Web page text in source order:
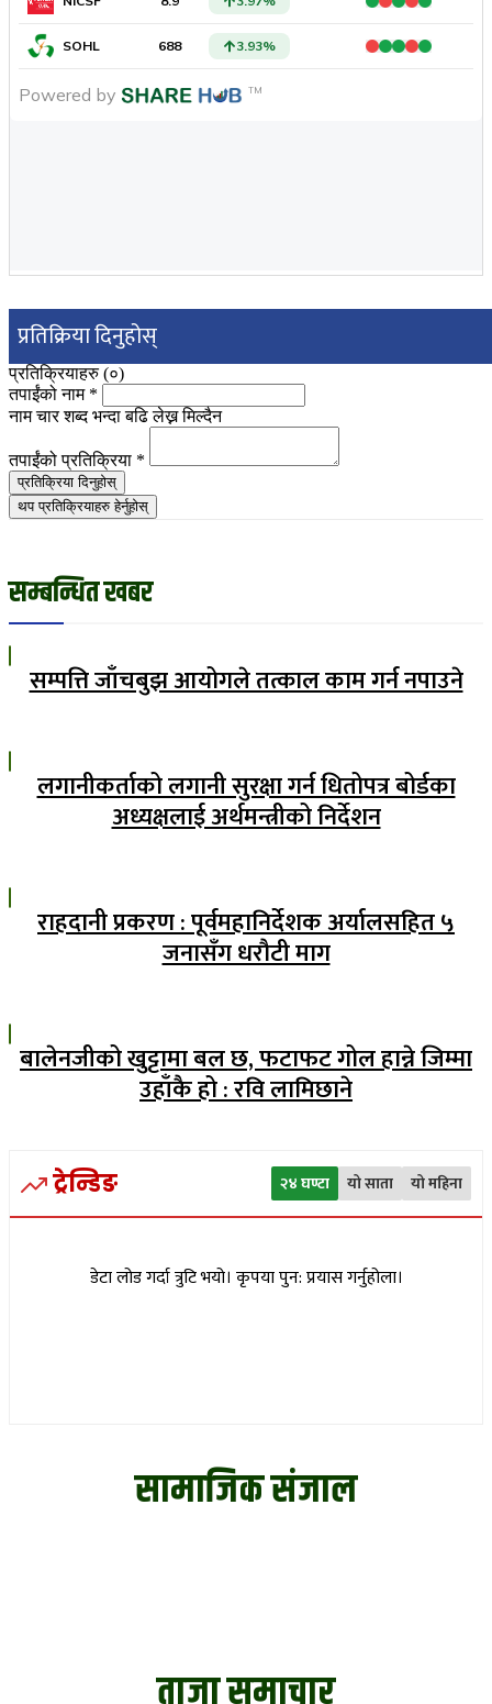
प्रतिक्रिया दिनुहोस्
प्रतिक्रियाहरु (०)
तपाईंको नाम *
नाम चार शब्द भन्दा बढि लेख्न मिल्दैन
तपाईंको प्रतिक्रिया *
प्रतिक्रिया दिनुहोस्
थप प्रतिक्रियाहरु हेर्नुहोस्
सम्बन्धित खबर
सम्पत्ति जाँचबुझ आयोगले तत्काल काम गर्न नपाउने
लगानीकर्ताको लगानी सुरक्षा गर्न धितोपत्र बोर्डका
अध्यक्षलाई अर्थमन्त्रीको निर्देशन
राहदानी प्रकरण : पूर्वमहानिर्देशक अर्यालसहित ५
जनासँग धरौटी माग
बालेनजीको खुट्टामा बल छ, फटाफट गोल हान्ने जिम्मा
उहाँकै हो : रवि लामिछाने
ट्रेन्डिङ २४ घण्टा यो साता यो महिना
डेटा लोड गर्दा त्रुटि भयो। कृपया पुन: प्रयास गर्नुहोला।
सामाजिक संजाल